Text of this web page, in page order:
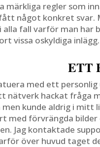
märkliga regler som
något konkret svar.
alla fall varför man
vissa oskyldiga inlägg.
ETT
med ett
nätverk hackat fråga
men kunde aldrig i
med förvrängda bilder
Jag kontaktade
över huvud taget